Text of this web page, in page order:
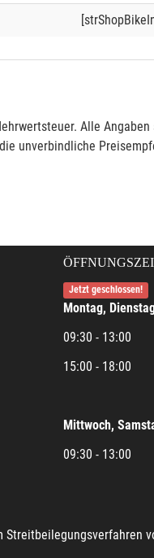
Alle
unverbindliche
Jetzt geschlossen!
Montag,
09:30 - 13:00
15:00 - 18:00
Mittwoch,
09:30 - 13:00